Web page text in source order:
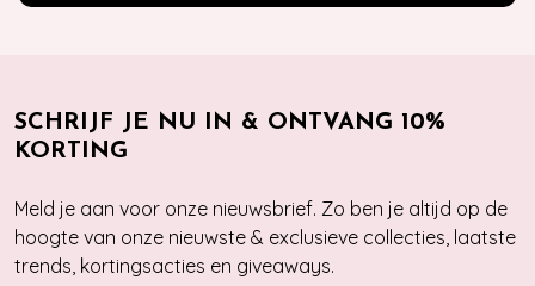
SCHRIJF JE NU IN & ONTVANG 10%
KORTING
Meld je aan voor onze nieuwsbrief. Zo ben je altijd op de
hoogte van onze nieuwste & exclusieve collecties, laatste
trends, kortingsacties en giveaways.